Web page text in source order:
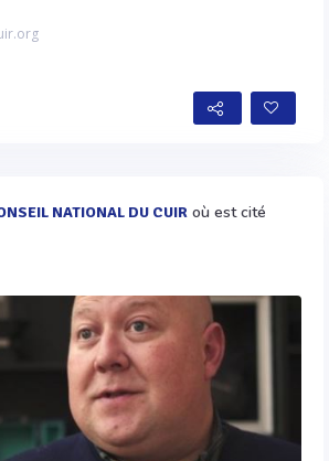
NATIONAL DU CUIR où est cité